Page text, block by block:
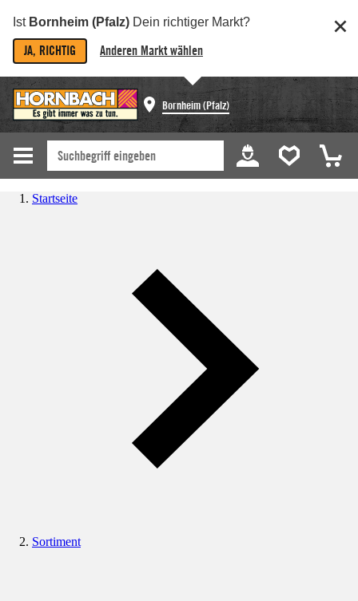
Ist Bornheim (Pfalz) Dein richtiger Markt?
JA, RICHTIG Anderen Markt wählen
Bornheim (Pfalz)
Startseite
Sortiment